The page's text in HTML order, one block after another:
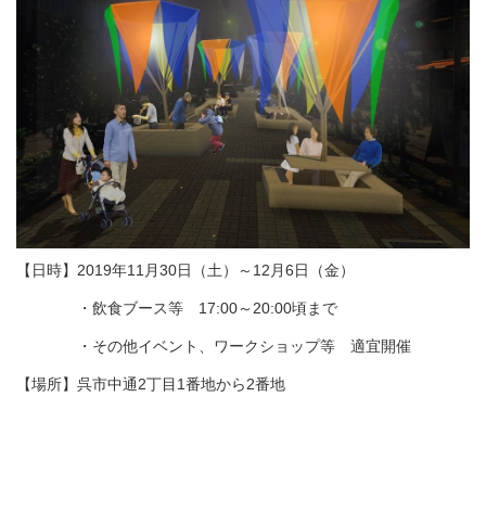
【日時】2019年11月30日（土）～12月6日（金）
・飲食ブース等 17:00～20:00頃まで
・その他イベント、ワークショップ等 適宜開催
【場所】呉市中通2丁目1番地から2番地